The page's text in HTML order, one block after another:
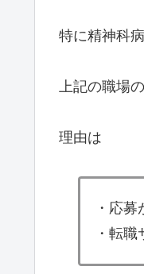
特に精神科
上記の職場
理由は
・応
・転